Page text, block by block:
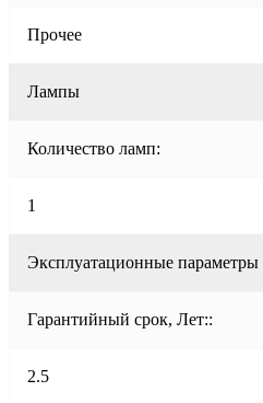
Прочее
Лампы
Количество ламп:
1
Эксплуатационные параметры
Гарантийный срок, Лет::
2.5